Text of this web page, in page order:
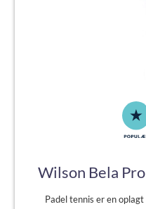
Wilson Bela
Padel tennis er en